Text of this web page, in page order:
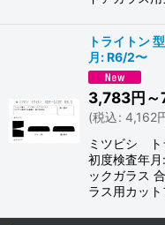
トライトン
月: R6/2〜
3,783円
(税込: 4,162
ミツビシ ト
初度検査年
ックガラス
ラス用カッ